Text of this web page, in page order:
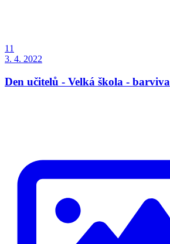
11
3. 4. 2022
Den učitelů - Velká škola - barviva